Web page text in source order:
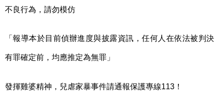
不良行為，請勿模仿
「報導本於目前偵辦進度與披露資訊，任何人在依法被判決
有罪確定前，均應推定為無罪」
發揮雞婆精神，兒虐家暴事件請通報保護專線113！